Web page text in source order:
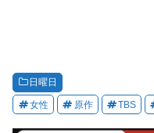
日曜日
女性 原作 TBS